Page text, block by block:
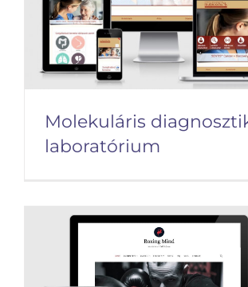
laboratórium
Molekuláris
laboratórium